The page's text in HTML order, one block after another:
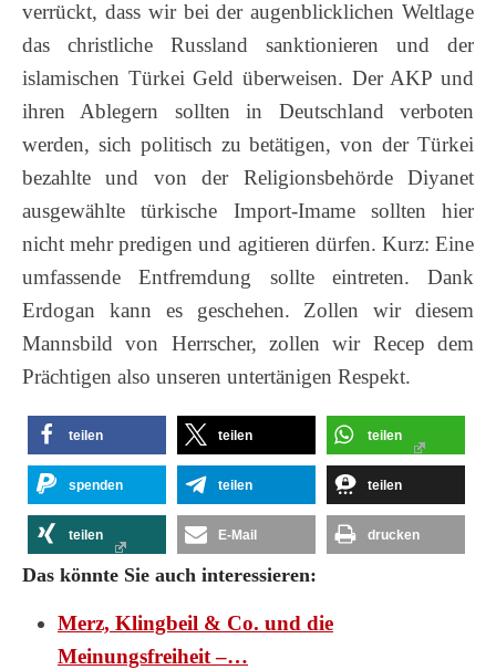
verrückt, dass wir bei der augenblicklichen Weltlage
das christliche Russland sanktionieren und der
islamischen Türkei Geld überweisen. Der AKP und
ihren Ablegern sollten in Deutschland verboten
werden, sich politisch zu betätigen, von der Türkei
bezahlte und von der Religionsbehörde Diyanet
ausgewählte türkische Import-Imame sollten hier
nicht mehr predigen und agitieren dürfen. Kurz: Eine
umfassende Entfremdung sollte eintreten. Dank
Erdogan kann es geschehen. Zollen wir diesem
Mannsbild von Herrscher, zollen wir Recep dem
Prächtigen also unseren untertänigen Respekt.
teilen teilen teilen
spenden teilen teilen
teilen E-Mail drucken
Das könnte Sie auch interessieren:
Merz, Klingbeil & Co. und die
Meinungsfreiheit –…